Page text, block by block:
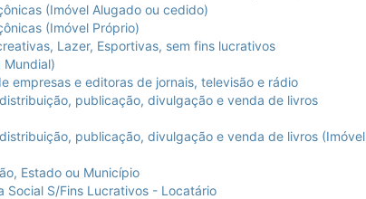
(Imóvel Alugado ou cedido)
(Imóvel Próprio)
Lazer, Esportivas, sem fins lucrativos
Mundial)
empresas e editoras de jornais, televisão e rádio
publicação, divulgação e venda de livros
publicação, divulgação e venda de livros (Imóvel
Estado ou Município
Social S/Fins Lucrativos - Locatário